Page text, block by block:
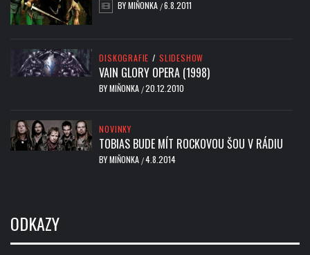
BYMIŇONKA /6.8.2011
DISKOGRAFIE / SLIDESHOW
VAIN GLORY OPERA (1998)
BYMIŇONKA /20.12.2010
NOVINKY
TOBIAS BUDE MÍT ROCKOVOU ŠOU V RÁDIU
BYMIŇONKA /4.8.2014
ODKAZY